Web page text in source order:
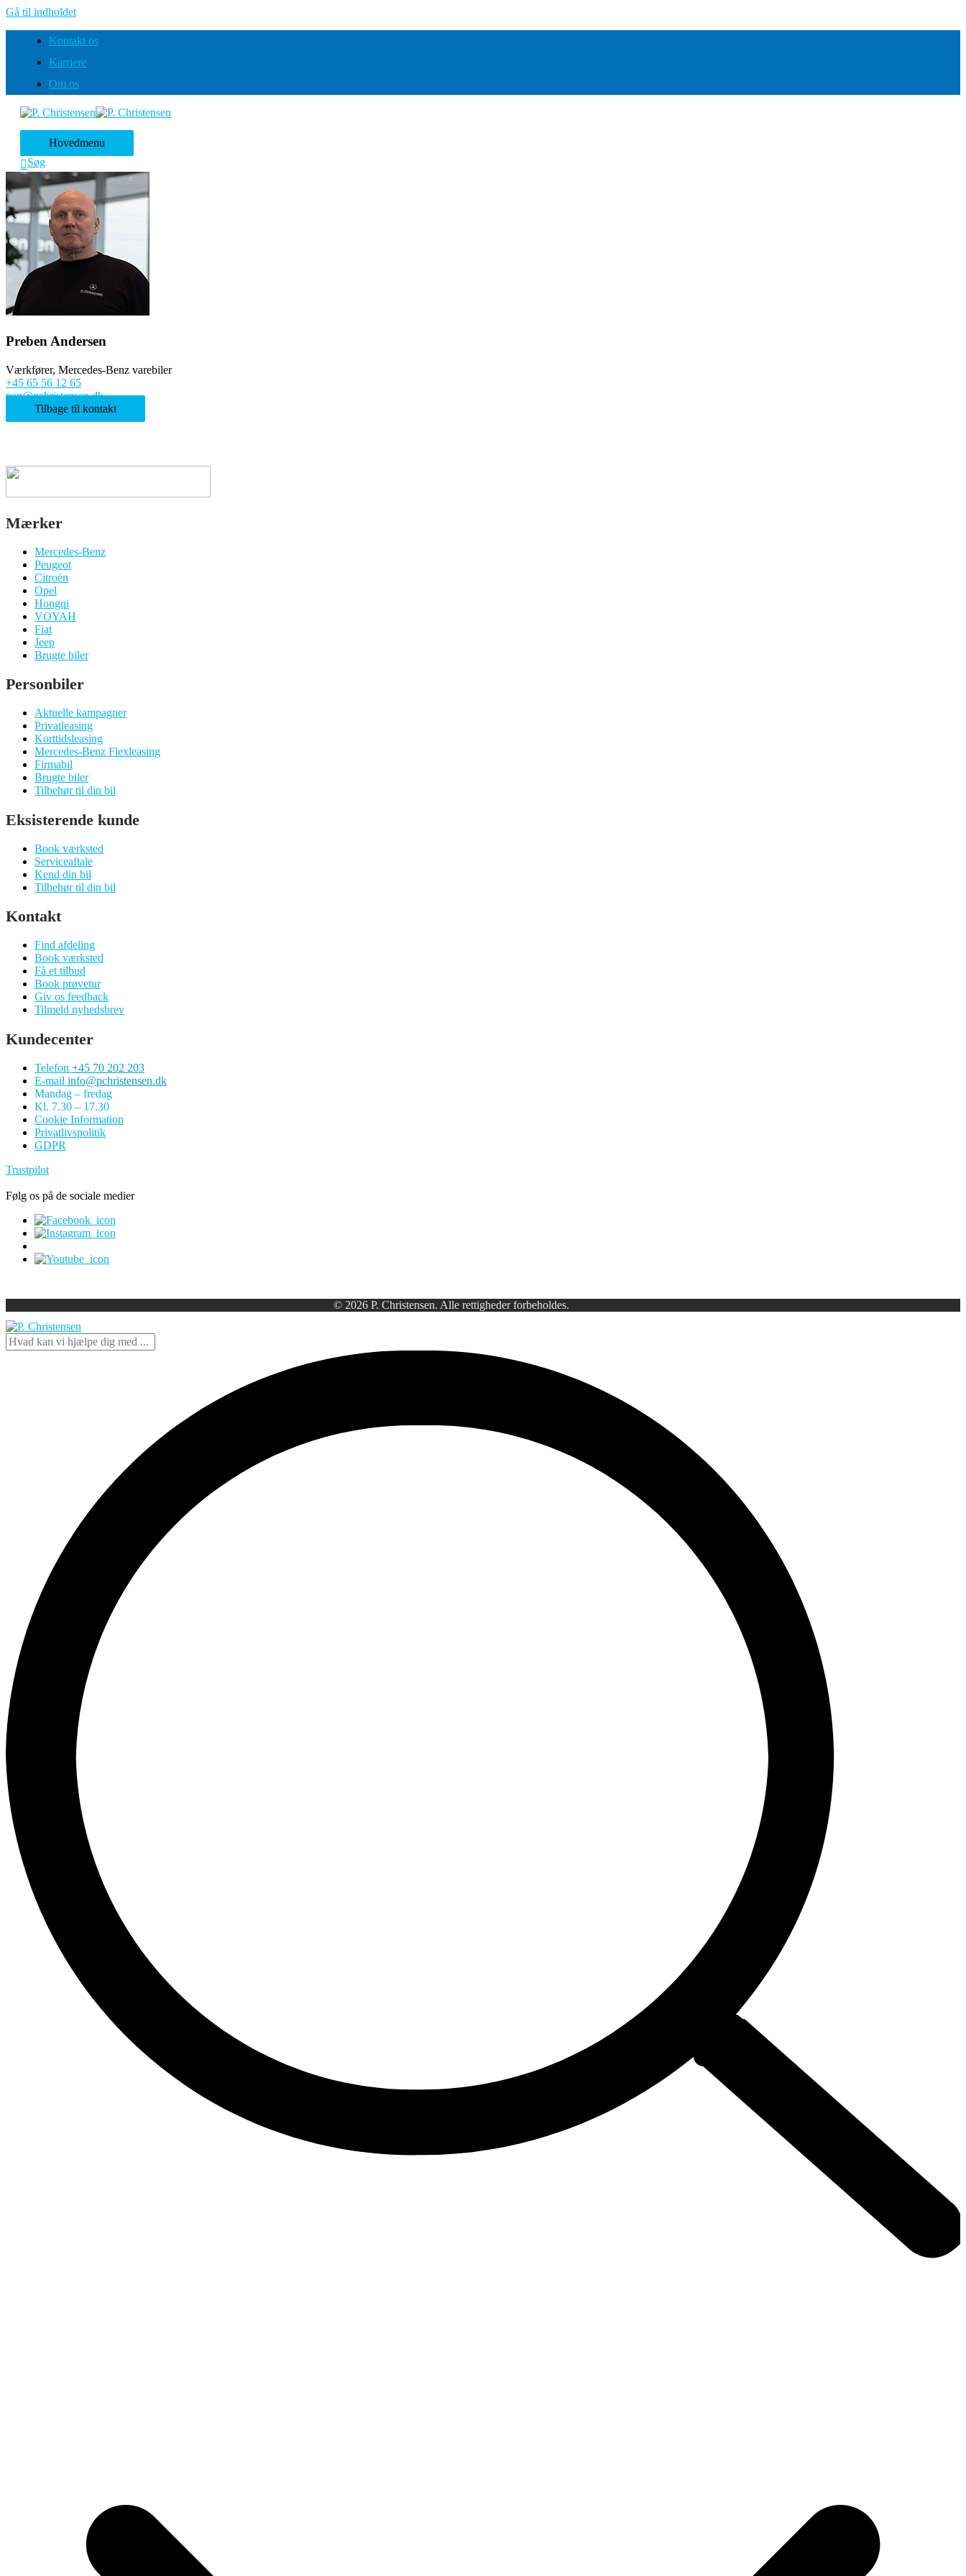
Gå til indholdet
Kontakt os
Karriere
Om os
Hovedmenu
Søg
Preben Andersen
Værkfører, Mercedes-Benz varebiler
+45 65 56 12 65
pan@pchristensen.dk
Tilbage til kontakt
Mærker
Mercedes-Benz
Peugeot
Citroën
Opel
Hongqi
VOYAH
Fiat
Jeep
Brugte biler
Personbiler
Aktuelle kampagner
Privatleasing
Korttidsleasing
Mercedes-Benz Flexleasing
Firmabil
Brugte biler
Tilbehør til din bil
Eksisterende kunde
Book værksted
Serviceaftale
Kend din bil
Tilbehør til din bil
Kontakt
Find afdeling
Book værksted
Få et tilbud
Book prøvetur
Giv os feedback
Tilmeld nyhedsbrev
Kundecenter
Telefon +45 70 202 203
E-mail info@pchristensen.dk
Mandag – fredag
Kl. 7.30 – 17.30
Cookie Information
Privatlivspolitik
GDPR
Trustpilot
Følg os på de sociale medier
© 2026 P. Christensen. Alle rettigheder forbeholdes.